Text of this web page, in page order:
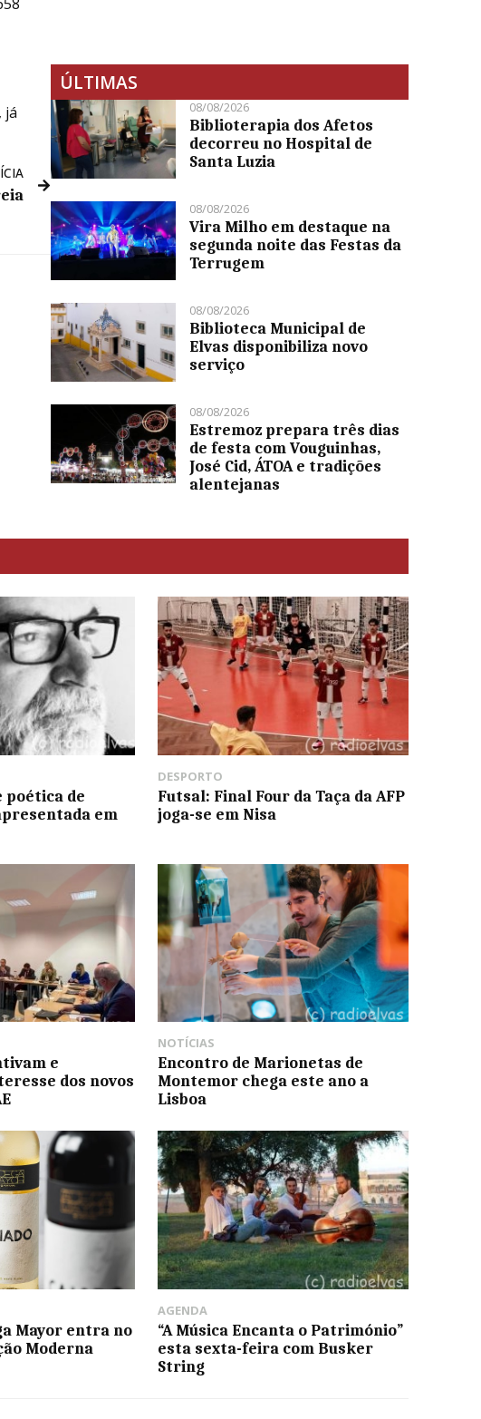
já
ÚLTIMAS
08/08/2026
Biblioterapia dos Afetos
decorreu no Hospital de
Santa Luzia
08/08/2026
Vira Milho em destaque na
segunda noite das Festas da
Terrugem
08/08/2026
Biblioteca Municipal de
Elvas disponibiliza novo
serviço
08/08/2026
Estremoz prepara três dias
de festa com Vouguinhas,
José Cid, ÁTOA e tradições
alentejanas
de
em
DESPORTO
Futsal: Final Four da Taça da AFP
joga-se em Nisa
e
dos novos
NOTÍCIAS
Encontro de Marionetas de
Montemor chega este ano a
Lisboa
Mayor entra no
Moderna
AGENDA
“A Música Encanta o Património”
esta sexta-feira com Busker
String